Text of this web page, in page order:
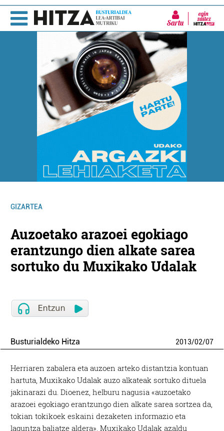
Sartu
GIZARTEA
Auzoetako arazoei egokiago
erantzungo dien alkate sarea
sortuko du Muxikako Udalak
Busturialdeko Hitza 2013/02/07
Herriaren zabalera eta auzoen arteko distantzia kontuan
hartuta, Muxikako Udalak auzo alkateak sortuko dituela
jakinarazi du. Dioenez, helburu nagusia «auzoetako
arazoei egokiago erantzungo dien alkate sarea sortzea da,
tokian tokikoek eskaini dezaketen informazio eta
laguntza baliatze aldera». Muxikako Udalak azaldu